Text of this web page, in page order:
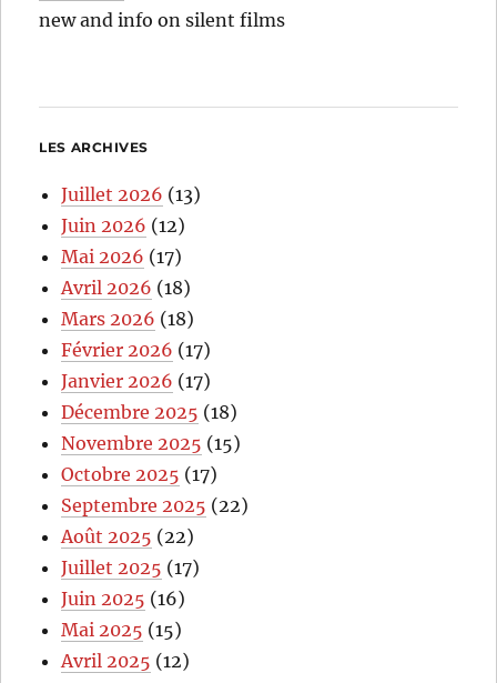
new and info on silent films
LES ARCHIVES
Juillet 2026 (13)
Juin 2026 (12)
Mai 2026 (17)
Avril 2026 (18)
Mars 2026 (18)
Février 2026 (17)
Janvier 2026 (17)
Décembre 2025 (18)
Novembre 2025 (15)
Octobre 2025 (17)
Septembre 2025 (22)
Août 2025 (22)
Juillet 2025 (17)
Juin 2025 (16)
Mai 2025 (15)
Avril 2025 (12)